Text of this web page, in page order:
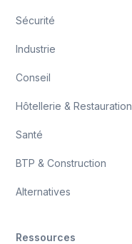
Sécurité
Industrie
Conseil
Hôtellerie & Restauration
Santé
BTP & Construction
Alternatives
Ressources